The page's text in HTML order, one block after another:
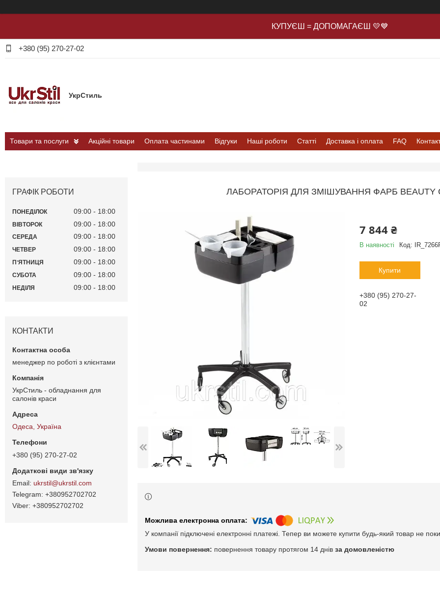
КУПУЄШ = ДОПОМАГАЄШ 💛💙
+380 (95) 270-27-02
УкрСтиль
Товари та послуги Акційні товари Оплата частинами Відгуки Наші роботи Статті Доставка і оплата FAQ
ЛАБОРАТОРІЯ ДЛЯ ЗМІШУВАННЯ ФАРБ
7 844 ₴
В наявності Код:
Купити
+380 (95) 270-27-
02
У компанії підключені електронні платежі. Тепер ви можете купити будь-який товар не
повернення товару протягом 14 днів за домовленістю
ГРАФІК РОБОТИ
ПОНЕДІЛОК 09:00 18:00
ВІВТОРОК 09:00 18:00
СЕРЕДА 09:00 18:00
ЧЕТВЕР 09:00 18:00
ПʼЯТНИЦЯ 09:00 18:00
СУБОТА 09:00 18:00
НЕДІЛЯ 09:00 18:00
КОНТАКТИ
менеджер по роботі з клієнтами
УкрСтиль - обладнання для
салонів краси
Одеса, Україна
+380 (95) 270-27-02
ukrstil@ukrstil.com
+380952702702
+380952702702